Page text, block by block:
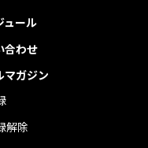
ュール
合わせ
マガジン
解除